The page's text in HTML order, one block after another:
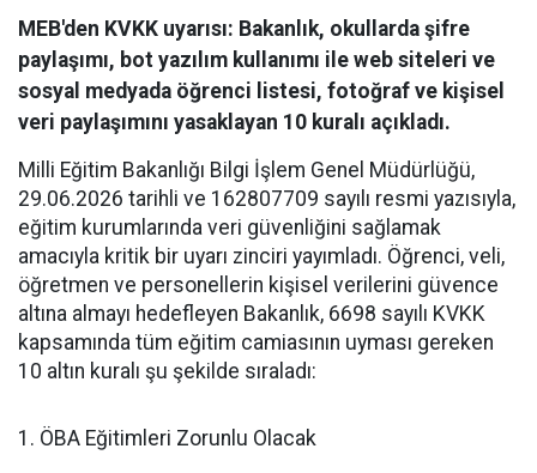
MEB'den KVKK uyarısı: Bakanlık, okullarda şifre
paylaşımı, bot yazılım kullanımı ile web siteleri ve
sosyal medyada öğrenci listesi, fotoğraf ve kişisel
veri paylaşımını yasaklayan 10 kuralı açıkladı.
​Milli Eğitim Bakanlığı Bilgi İşlem Genel Müdürlüğü,
29.06.2026 tarihli ve 162807709 sayılı resmi yazısıyla,
eğitim kurumlarında veri güvenliğini sağlamak
amacıyla kritik bir uyarı zinciri yayımladı. Öğrenci, veli,
öğretmen ve personellerin kişisel verilerini güvence
altına almayı hedefleyen Bakanlık, 6698 sayılı KVKK
kapsamında tüm eğitim camiasının uyması gereken
10 altın kuralı şu şekilde sıraladı:
​1. ÖBA Eğitimleri Zorunlu Olacak